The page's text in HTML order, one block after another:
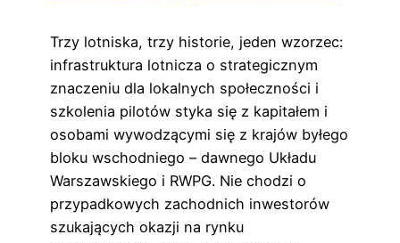
Trzy lotniska, trzy historie, jeden wzorzec:
infrastruktura lotnicza o strategicznym
znaczeniu dla lokalnych społeczności i
szkolenia pilotów styka się z kapitałem i
osobami wywodzącymi się z krajów byłego
bloku wschodniego – dawnego Układu
Warszawskiego i RWPG. Nie chodzi o
przypadkowych zachodnich inwestorów
szukających okazji na rynku